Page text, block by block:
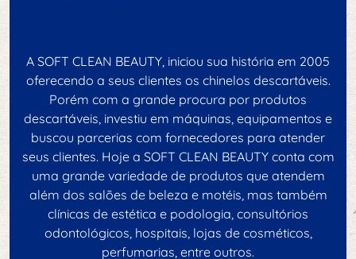
A SOFT CLEAN BEAUTY, iniciou sua história em 2005
oferecendo a seus clientes os chinelos descartáveis.
Porém com a grande procura por produtos
descartáveis, investiu em máquinas, equipamentos e
buscou parcerias com fornecedores para atender
seus clientes. Hoje a SOFT CLEAN BEAUTY conta com
uma grande variedade de produtos que atendem
além dos salões de beleza e motéis, mas também
clínicas de estética e podologia, consultórios
odontológicos, hospitais, lojas de cosméticos,
perfumarias, entre outros.